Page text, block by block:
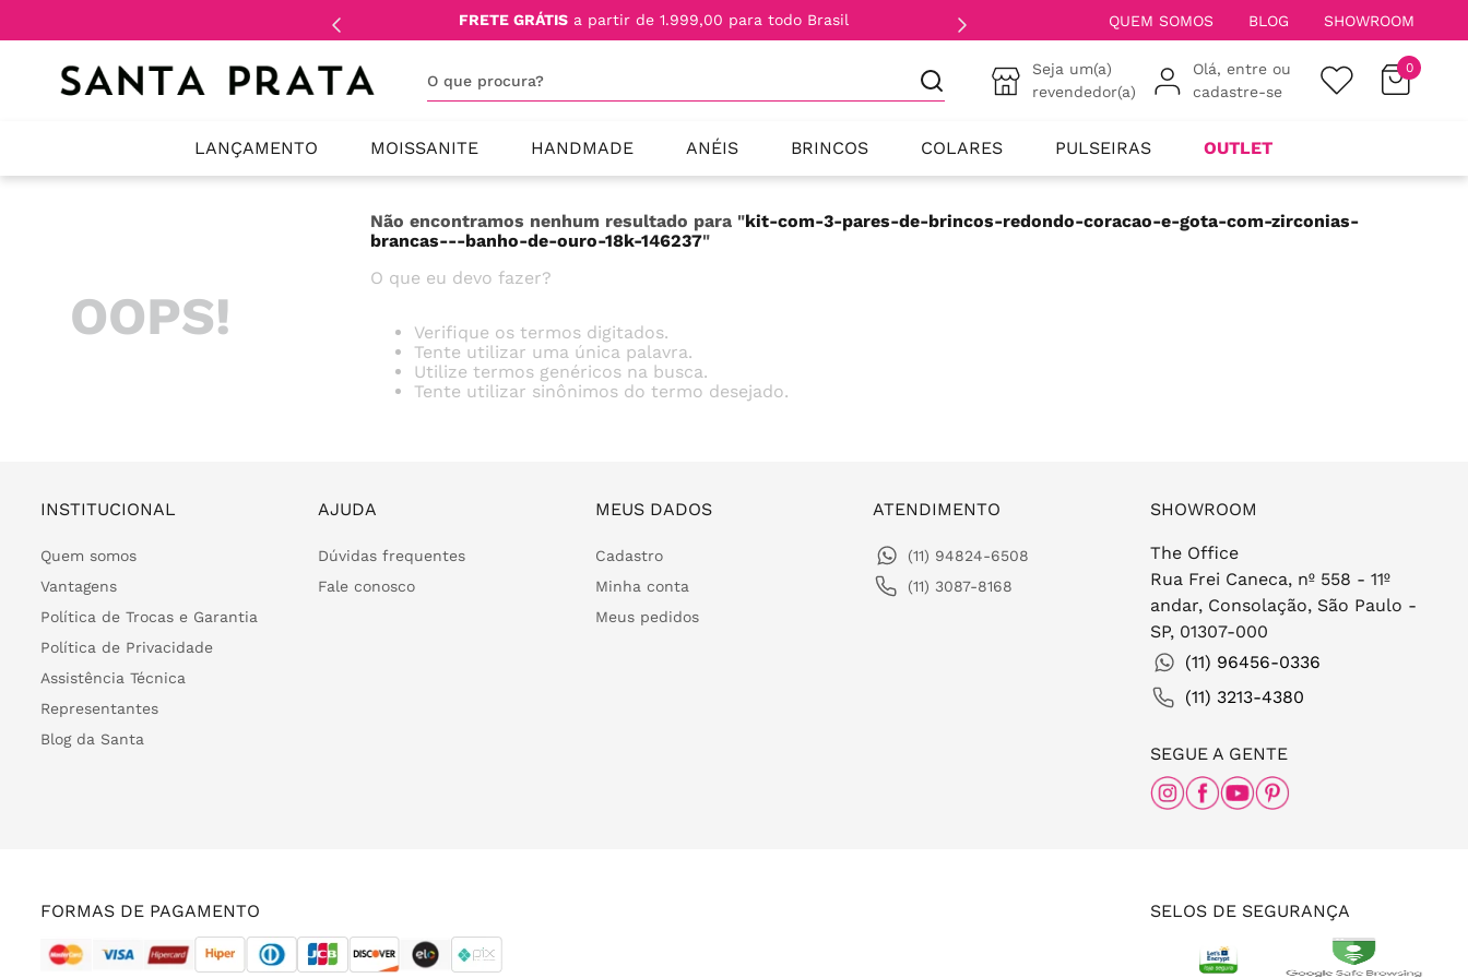
FRETE GRÁTIS a partir de 1.999,00 para todo Brasil QUEM SOMOS BLOG SHOWROOM
Seja um(a)
revendedor(a)
Olá, entre ou
cadastre-se
0
LANÇAMENTO MOISSANITE HANDMADE ANÉIS BRINCOS COLARES PULSEIRAS OUTLET
OOPS!
Não encontramos nenhum resultado para "kit-com-3-pares-de-brincos-redondo-coracao-e-gota-com-zirconias-
brancas---banho-de-ouro-18k-146237"
O que eu devo fazer?
Verifique os termos digitados.
Tente utilizar uma única palavra.
Utilize termos genéricos na busca.
Tente utilizar sinônimos do termo desejado.
INSTITUCIONAL
Quem somos
Vantagens
Política de Trocas e Garantia
Política de Privacidade
Assistência Técnica
Representantes
Blog da Santa
AJUDA
Dúvidas frequentes
Fale conosco
MEUS DADOS
Cadastro
Minha conta
Meus pedidos
ATENDIMENTO
(11) 94824-6508
(11) 3087-8168
SHOWROOM
The Office
Rua Frei Caneca, nº 558 - 11º
andar, Consolação, São Paulo -
SP, 01307-000
(11) 96456-0336
(11) 3213-4380
SEGUE A GENTE
FORMAS DE PAGAMENTO SELOS DE SEGURANÇA